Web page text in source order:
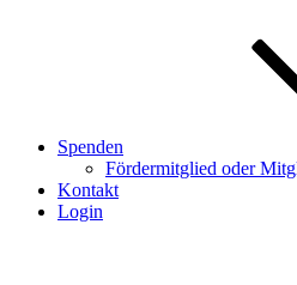
Spenden
Fördermitglied oder
Kontakt
Login